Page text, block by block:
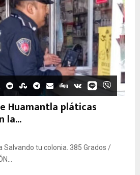
Huamantla pláticas
la...
tu colonia. 385 Grados /